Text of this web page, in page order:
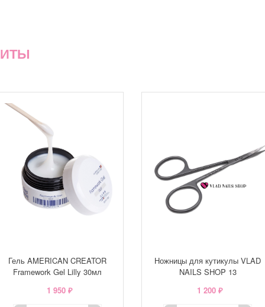
Гель AMERICAN CREATOR
Framework Gel Lilly 30мл
1 950 ₽
Ножницы для кутикулы VLAD
NAILS SHOP 13
1 200 ₽